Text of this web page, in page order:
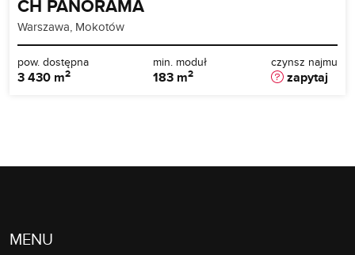
CH PANORAMA
Warszawa, Mokotów
pow. dostępna
3 430 m2
min. moduł
183 m2
czynsz najmu
zapytaj
MENU